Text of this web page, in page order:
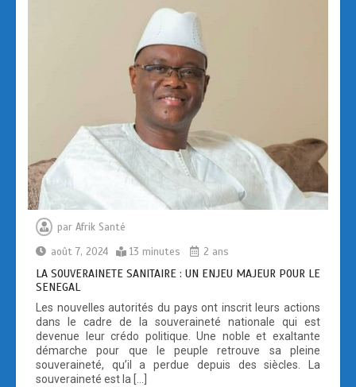
par Afrik Santé
août 7, 2024
13 minutes 2 ans
LA SOUVERAINETE SANITAIRE : UN ENJEU MAJEUR POUR LE
SENEGAL
Les nouvelles autorités du pays ont inscrit leurs actions
dans le cadre de la souveraineté nationale qui est
devenue leur crédo politique. Une noble et exaltante
démarche pour que le peuple retrouve sa pleine
souveraineté, qu’il a perdue depuis des siècles. La
souveraineté est la […]